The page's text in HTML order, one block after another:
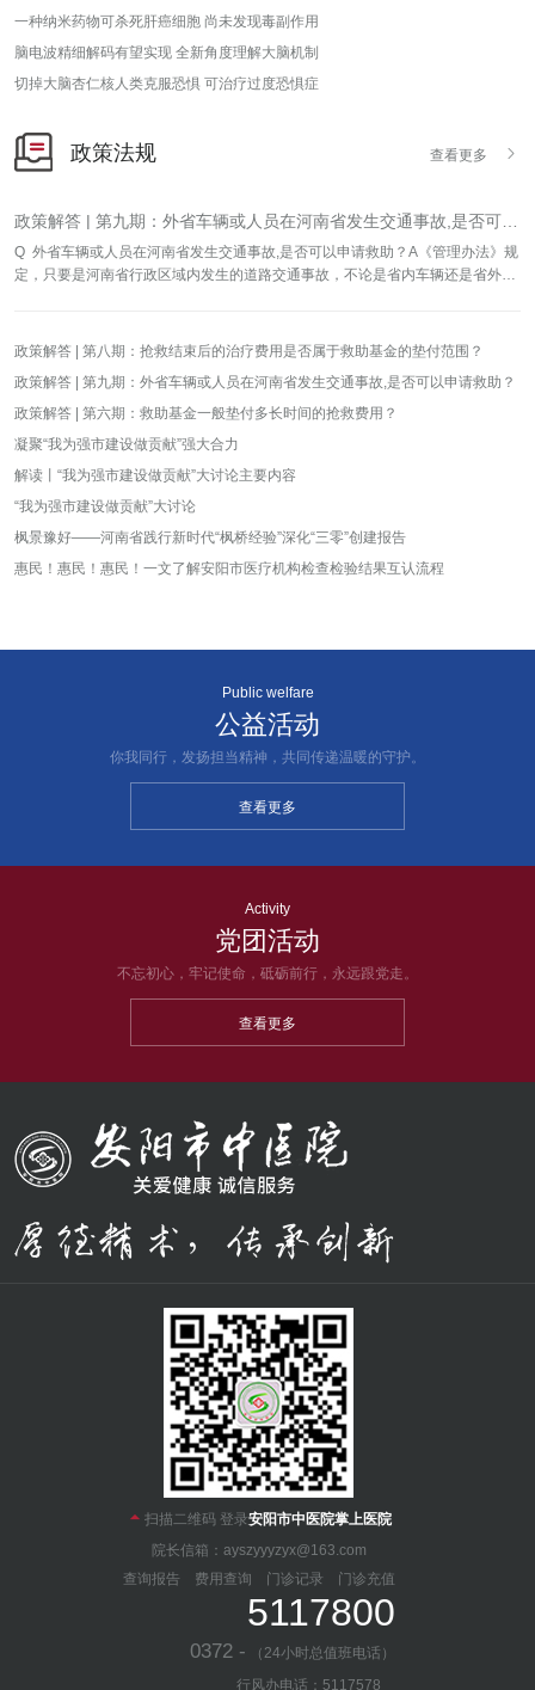
们都有一个很大的提高。安阳市第三人民医院护理部主任申敏、脉管炎医院护理
部主任罗建华、殷都区中医院护理部主任郭树萍、殷都区人民医院护理部主任李
治丰，分别对本院护理工作人员方面做了简要介绍；又从护理质控、优质护理、
好的提升护士的自身价值。之后大家从多角度、全方位的进行了讨论；此次座谈
会确定了我们医疗集团护理工作的培训内容、培训方向、和同质化管理的方向，
我们医疗集团当中发展较好的专科，如：心血管、脑血管、骨科我们也确定了专
科培训小组。最后安阳市中医院护理部主任邢志敏做了总结发言，安阳市中医院
总部和各个单位之间最好的是做好同质化的培训，同质化的质控，更好的做好中
医适宜技术；中医讲究“天人合一”，注重一个“和”字，我们是一个大家，在一起更
融，对护理部来说我们更多的是让每一个护士更有归属感和职业幸福感。此次座
一步学术会的学术内容；学术会的方向：护理管理和中医适宜技术。本次座谈会
的举办将有助于推动安阳市中医院医疗集团护理工作的进步，进一步提高安阳市
中医院医疗集团护士服务水平及技术能力，满足人民群众不断增长的健康需求。
一种纳米药物可杀死肝癌细胞 尚未发现毒副作用
脑电波精细解码有望实现 全新角度理解大脑机制
切掉大脑杏仁核人类克服恐惧 可治疗过度恐惧症
政策法规 查看更多 
Q 外省车辆或人员在河南省发生交通事故,是否可以申请救助？A《管理办法》规
定，只要是河南省行政区域内发生的道路交通事故，不论是省内车辆还是省外车
交通事故社会救助基金
政策解答 | 第八期：抢救结束后的治疗费用是否属于救助基金的垫付范围？
政策解答 | 第九期：外省车辆或人员在河南省发生交通事故,是否可以申请救助？
政策解答 | 第六期：救助基金一般垫付多长时间的抢救费用？
凝聚“我为强市建设做贡献”强大合力
解读丨“我为强市建设做贡献”大讨论主要内容
“我为强市建设做贡献”大讨论
枫景豫好——河南省践行新时代“枫桥经验”深化“三零”创建报告
惠民！惠民！惠民！一文了解安阳市医疗机构检查检验结果互认流程
Public welfare
公益活动
你我同行，发扬担当精神，共同传递温暖的守护。
查看更多
Activity
党团活动
不忘初心，牢记使命，砥砺前行，永远跟党走。
查看更多
扫描二维码 登录安阳市中医院掌上医院
院长信箱：ayszyyyzyx@163.com
查询报告
费用查询 门诊记录 门诊充值
5117800
0372 - （24小时总值班电话）
行风办电话：5117578